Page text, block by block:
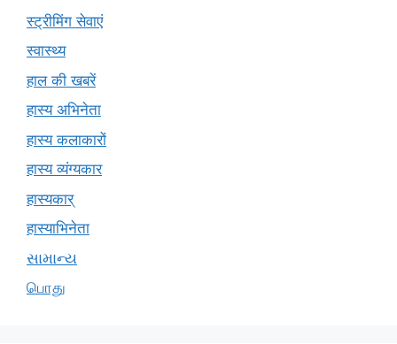
स्ट्रीमिंग सेवाएं
स्वास्थ्य
हाल की खबरें
हास्य अभिनेता
हास्य कलाकारों
हास्य व्यंग्यकार
हास्यकार्
हास्याभिनेता
સામાન્ય
பொது